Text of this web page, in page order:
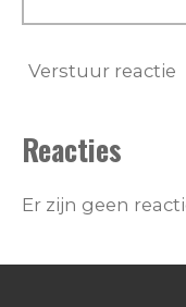
Verstuur reactie
Reacties
Er zijn geen